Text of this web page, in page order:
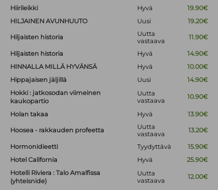
Hiirileikki Hyvä
19.90€
HILJAINEN AVUNHUUTO
Uusi 19.20€
Hiljaisten historia
Uutta
vastaava
11.90€
Hiljaisten historia Hyvä
14.90€
HINNALLA MILLÄ HYVÄNSÄ
Hyvä
10.00€
Hippajaisen jäljillä
Uusi
14.90€
Hokki : jatkosodan viimeinen
kaukopartio
Uutta
vastaava
10.90€
Holan takaa Hyvä 13.90€
Hoosea - rakkauden profeetta
Uutta
vastaava
13.20€
Hormonidieetti Tyydyttävä
15.90€
Hotel California
Hyvä
25.90€
Hotelli Riviera : Talo Amalfissa
(yhteisnide)
Uutta
vastaava
12.00€